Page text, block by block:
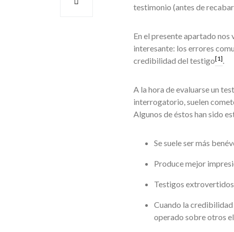
testimonio (antes de
En el presente apartado
interesante: los errores
credibilidad del testigo[1].
A la hora de evaluarse un
interrogatorio, suelen
Algunos de éstos han sido
Se suele ser más
Produce mejor
Testigos
Cuando la credibilidad
operado sobre otros